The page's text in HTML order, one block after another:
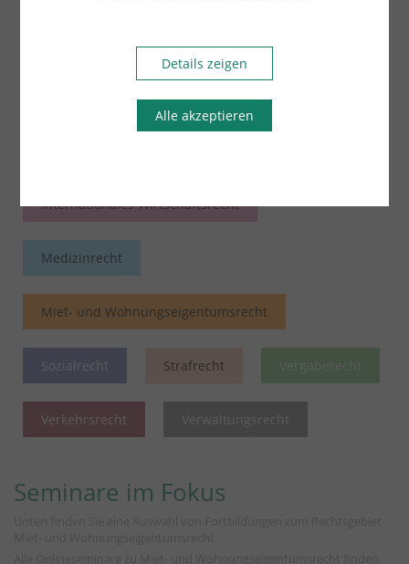
Handels- und Gesellschaftsrecht
Internationales Wirtschaftsrecht
Medizinrecht
Miet- und Wohnungseigentumsrecht
Sozialrecht Strafrecht Vergaberecht
Verkehrsrecht Verwaltungsrecht
Seminare im Fokus
Details zeigen
Alle akzeptieren